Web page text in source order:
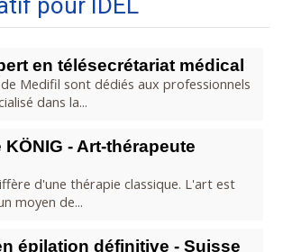
pour IDEL
en télésecrétariat médical
Medifil sont dédiés aux professionnels
dans la...
KÖNIG - Art-thérapeute
d'une thérapie classique. L'art est
moyen de...
épilation définitive - Suisse